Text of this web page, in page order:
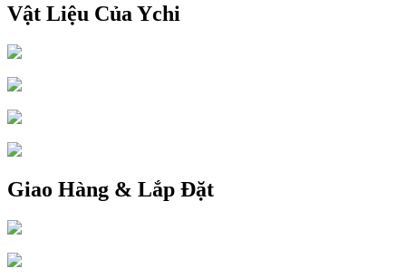
Vật Liệu Của Ychi
Giao Hàng & Lắp Đặt